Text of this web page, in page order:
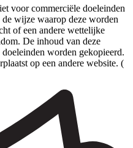
voor commerciële doeleinden
wijze waarop deze worden
of een andere wettelijke
De inhoud van deze
worden gekopieerd.
op een andere website. (